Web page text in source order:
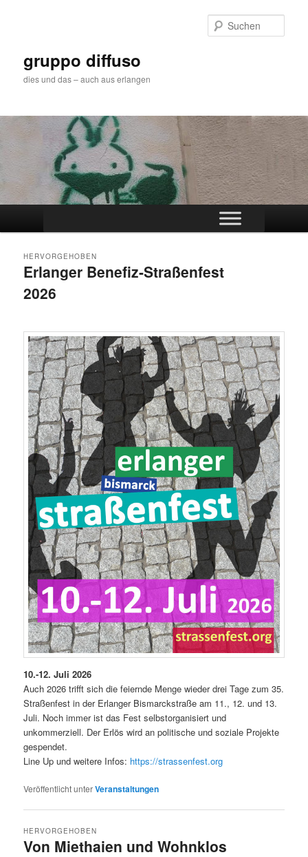
gruppo diffuso
dies und das – auch aus erlangen
Erlanger Benefiz-Straßenfest
2026
HERVORGEHOBEN
10.-12. Juli 2026
Auch 2026 trifft sich die feiernde Menge wieder drei Tage zum 35.
Straßenfest in der Erlanger Bismarckstraße am 11., 12. und 13.
Juli. Noch immer ist das Fest selbstorganisiert und
unkommerziell. Der Erlös wird an politische und soziale Projekte
gespendet.
Line Up und weitere Infos: https://strassenfest.org
Veröffentlicht unterVeranstaltungen
Von Miethaien und Wohnklos
HERVORGEHOBEN